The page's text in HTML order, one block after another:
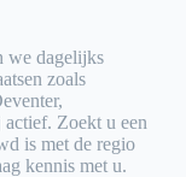
we dagelijks
zoals
Zoekt u een
is met de regio
kennis met u.